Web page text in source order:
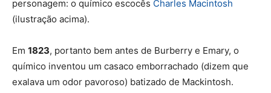
personagem: o químico escocês Charles Macintosh
(ilustração acima).
Em 1823, portanto bem antes de Burberry e Emary, o
químico inventou um casaco emborrachado (dizem que
exalava um odor pavoroso) batizado de Mackintosh.